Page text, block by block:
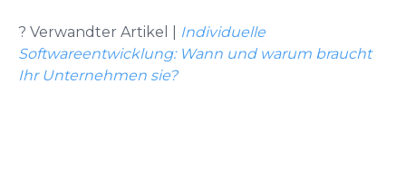
? Verwandter Artikel |
Individuelle
Softwareentwicklung: Wann und warum braucht
Ihr Unternehmen sie?